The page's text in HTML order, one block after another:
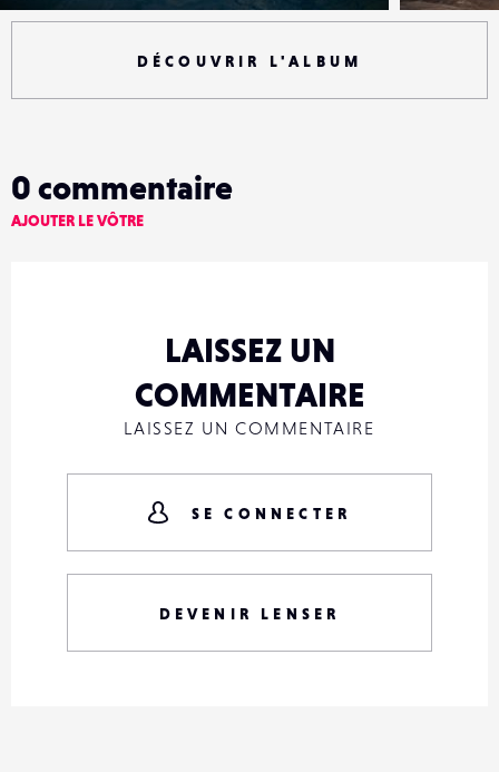
DÉCOUVRIR L'ALBUM
0 commentaire
AJOUTER LE VÔTRE
LAISSEZ UN
COMMENTAIRE
LAISSEZ UN COMMENTAIRE
SE CONNECTER
DEVENIR LENSER